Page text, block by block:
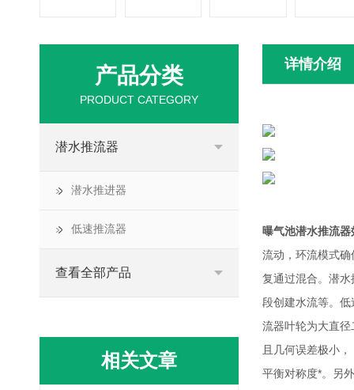
详情介绍
曝气池潜水推流器
流动，环流模式
复通过混合。潜
段创建水流等。低
流器叶轮为大直
且几何误差极小，
平衡对称度*。另
产品分类
PRODUCT CATEGORY
潜水推流器
潜水推进器
低速推流器
查看全部产品
相关文章